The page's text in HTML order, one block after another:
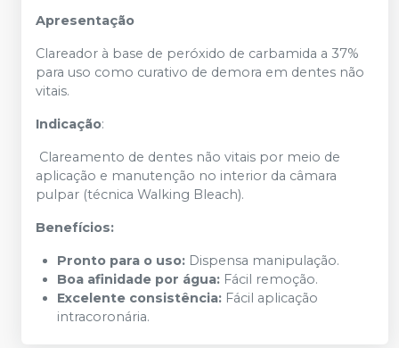
Apresentação
Clareador à base de peróxido de carbamida a 37%
para uso como curativo de demora em dentes não
vitais.
Indicação:
Clareamento de dentes não vitais por meio de
aplicação e manutenção no interior da câmara
pulpar (técnica Walking Bleach).
Benefícios:
Pronto para o uso: Dispensa manipulação.
Boa afinidade por água: Fácil remoção.
Excelente consistência: Fácil aplicação
intracoronária.